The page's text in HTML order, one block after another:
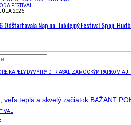
FESTIVAL
2026
Odštartovala Naplno. Jubilejný Festival Spojil
KAPELY DYMYTRY OTRIASAL ZÁMOCKÝM PARKOM AJ